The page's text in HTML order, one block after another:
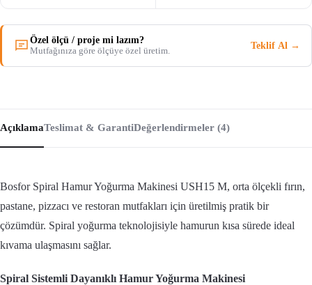
Özel ölçü / proje mi lazım?
Mutfağınıza göre ölçüye özel üretim.
Teklif Al →
AçıklamaTeslimat & GarantiDeğerlendirmeler (4)
Bosfor Spiral Hamur Yoğurma Makinesi USH15 M, orta ölçekli fırın,
pastane, pizzacı ve restoran mutfakları için üretilmiş pratik bir
çözümdür. Spiral yoğurma teknolojisiyle hamurun kısa sürede ideal
kıvama ulaşmasını sağlar.
Spiral Sistemli Dayanıklı Hamur Yoğurma Makinesi